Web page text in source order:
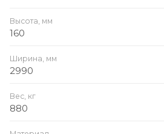
Высота, мм
160
Ширина, мм
2990
Вес, кг
880